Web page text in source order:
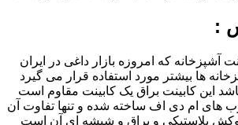
:
آشپزخانه که امروزه بازار داغی در ایران
ها بیشتر مورد استفاده قرار می گیرد
این کابینت براق یک کابینت مقاوم است
های ام دی اف ساخته شده و تنها تفاوت آن
پلاستیکی و براق و شیشه ای آن است